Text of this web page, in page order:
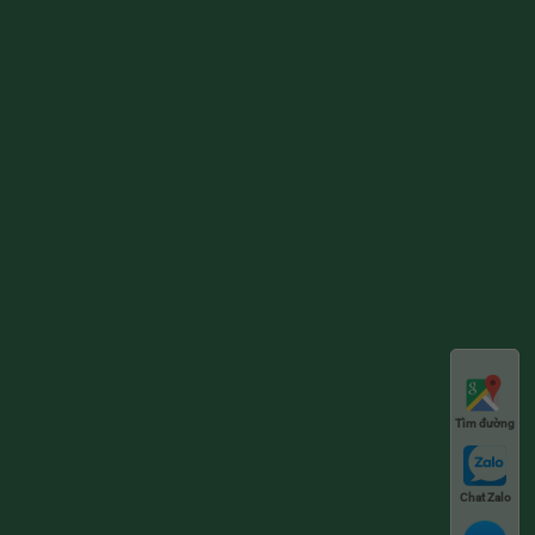
Tìm đường
Chat Zalo